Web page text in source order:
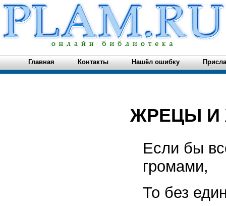
Главная Контакты Нашёл ошибку
ЖРЕЦЫ И
Если бы
громами,
То без